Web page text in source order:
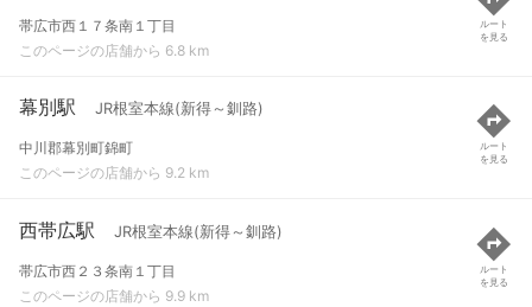
帯広市西１７条南１丁目
このページの店舗から 6.8 km
ルート
を見る
幕別駅 JR根室本線(新得～釧路)
中川郡幕別町錦町
このページの店舗から 9.2 km
ルート
を見る
西帯広駅 JR根室本線(新得～釧路)
帯広市西２３条南１丁目
このページの店舗から 9.9 km
ルート
を見る